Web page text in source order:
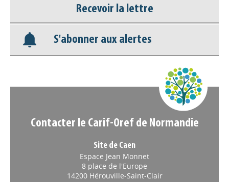
Base documentaire
Nos veilles Scoop.it
Recevoir la lettre
S'abonner aux alertes
Contacter le Carif-Oref de Normandie
Site de Caen
Espace Jean Monnet
8 place de l'Europe
14200 Hérouville-Saint-Clair